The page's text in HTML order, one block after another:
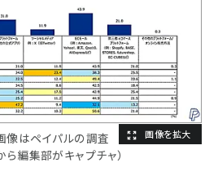
像はペイパルの調査
編集部がキャプチャ）